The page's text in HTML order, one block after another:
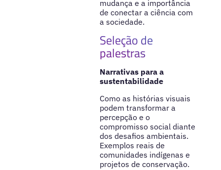
mudança e a importância
de conectar a ciência com
a sociedade.
Seleção de
palestras
Narrativas para a
sustentabilidade
Como as histórias visuais
podem transformar a
percepção e o
compromisso social diante
dos desafios ambientais.
Exemplos reais de
comunidades indígenas e
projetos de conservação.